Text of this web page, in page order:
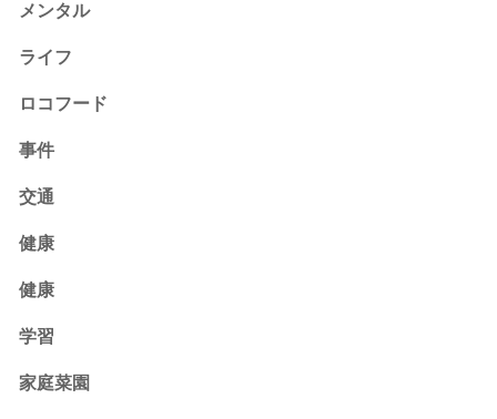
メンタル
ライフ
ロコフード
事件
交通
健康
健康
学習
家庭菜園